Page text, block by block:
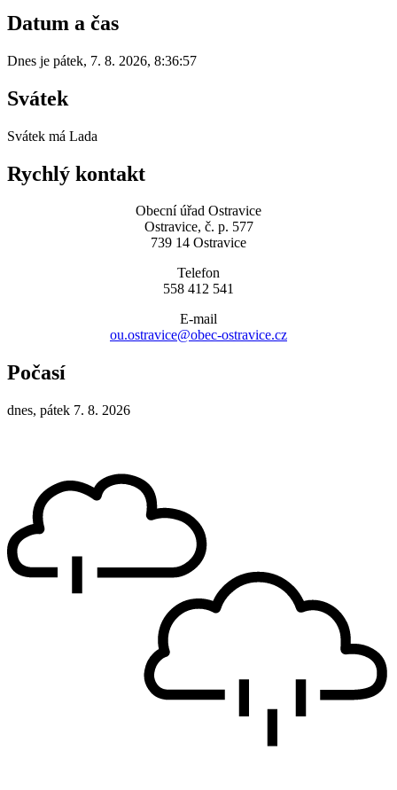
Datum a čas
Dnes je pátek, 7. 8. 2026, 8:36:57
Svátek
Svátek má Lada
Rychlý kontakt
Obecní úřad Ostravice
Ostravice, č. p. 577
739 14 Ostravice
Telefon
558 412 541
E-mail
ou.ostravice@obec-ostravice.cz
Počasí
dnes, pátek 7. 8. 2026